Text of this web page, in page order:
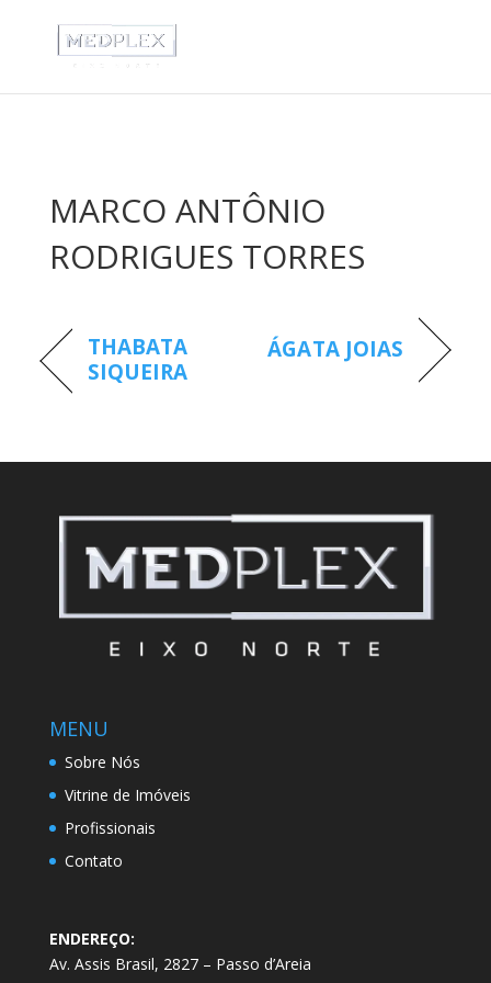
MARCO ANTÔNIO
RODRIGUES TORRES
THABATA
SIQUEIRA
ÁGATA JOIAS
MENU
Sobre Nós
Vitrine de Imóveis
Profissionais
Contato
ENDEREÇO:
Av. Assis Brasil, 2827 – Passo d’Areia